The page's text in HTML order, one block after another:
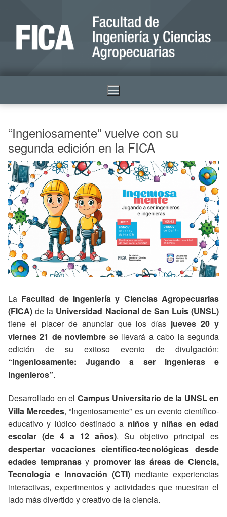
“Ingeniosamente” vuelve con su
segunda edición en la FICA
La Facultad de Ingeniería y Ciencias Agropecuarias
(FICA) de la Universidad Nacional de San Luis (UNSL)
tiene el placer de anunciar que los días jueves 20 y
viernes 21 de noviembre se llevará a cabo la segunda
edición de su exitoso evento de divulgación:
“Ingeniosamente: Jugando a ser ingenieras e
ingenieros”.
Desarrollado en el Campus Universitario de la UNSL en
Villa Mercedes, “Ingeniosamente” es un evento científico-
educativo y lúdico destinado a niños y niñas en edad
escolar (de 4 a 12 años). Su objetivo principal es
despertar vocaciones científico-tecnológicas desde
edades tempranasy promover las áreas de Ciencia,
Tecnología e Innovación (CTI) mediante experiencias
interactivas, experimentos y actividades que muestran el
lado más divertido y creativo de la ciencia.